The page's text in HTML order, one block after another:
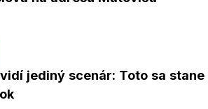
jediný scenár: Toto sa stane